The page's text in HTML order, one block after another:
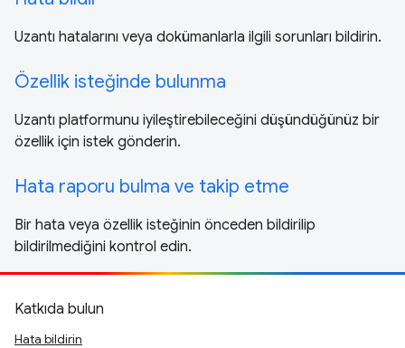
Uzantı hatalarını veya dokümanlarla ilgili sorunları bildirin.
Özellik isteğinde bulunma
Uzantı platformunu iyileştirebileceğini düşündüğünüz bir
özellik için istek gönderin.
Hata raporu bulma ve takip etme
Bir hata veya özellik isteğinin önceden bildirilip
bildirilmediğini kontrol edin.
Katkıda bulun
Hata bildirin